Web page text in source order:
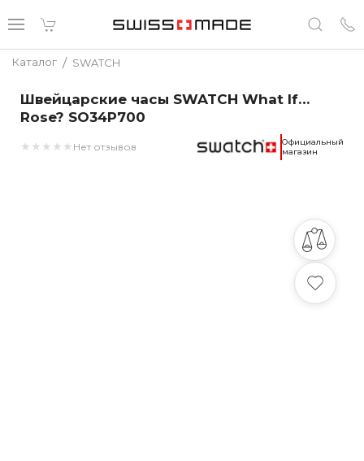
Каталог / SWATCH
Швейцарские часы SWATCH What If…
Rose? SO34P700
★ ★ ★ ★ ★ Нет отзывов
Официальный
магазин